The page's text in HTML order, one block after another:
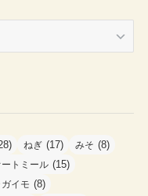
ねぎ (17) みそ (8)
ートミール (15)
イモ (8)